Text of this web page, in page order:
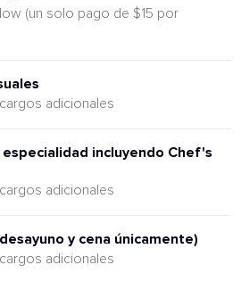
(un solo pago de $15 por
adicionales
incluyendo Chef's
adicionales
y cena únicamente)
adicionales